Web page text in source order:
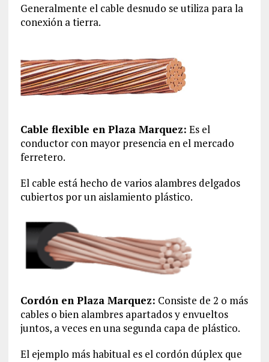
Generalmente el cable desnudo se utiliza para la
conexión a tierra.
Cable flexible en Plaza Marquez: Es el
conductor con mayor presencia en el mercado
ferretero.
El cable está hecho de varios alambres delgados
cubiertos por un aislamiento plástico.
Cordón en Plaza Marquez: Consiste de 2 o más
cables o bien alambres apartados y envueltos
juntos, a veces en una segunda capa de plástico.
El ejemplo más habitual es el cordón dúplex que